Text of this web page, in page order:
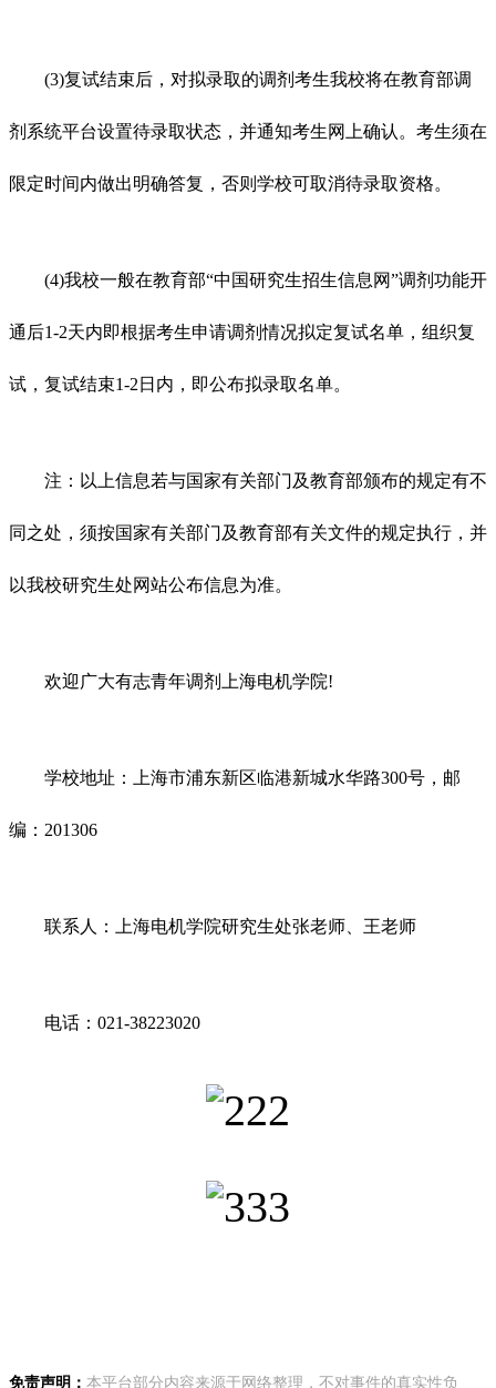
(3)复试结束后，对拟录取的调剂考生我校将在教育部调
剂系统平台设置待录取状态，并通知考生网上确认。考生须在
限定时间内做出明确答复，否则学校可取消待录取资格。
(4)我校一般在教育部“中国研究生招生信息网”调剂功能开
通后1-2天内即根据考生申请调剂情况拟定复试名单，组织复
试，复试结束1-2日内，即公布拟录取名单。
注：以上信息若与国家有关部门及教育部颁布的规定有不
同之处，须按国家有关部门及教育部有关文件的规定执行，并
以我校研究生处网站公布信息为准。
欢迎广大有志青年调剂上海电机学院!
学校地址：上海市浦东新区临港新城水华路300号，邮
编：201306
联系人：上海电机学院研究生处张老师、王老师
电话：021-38223020
免责声明： 本平台部分内容来源于网络整理，不对事件的真实性负